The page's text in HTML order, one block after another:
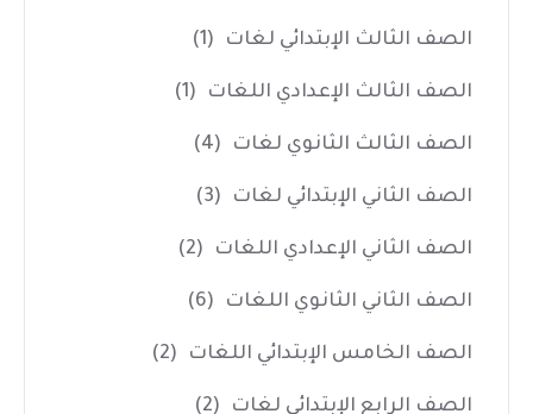
الصف الثالث الإبتدائي لغات (1)
الصف الثالث الإعدادي اللغات (1)
الصف الثالث الثانوي لغات (4)
الصف الثاني الإبتدائي لغات (3)
الصف الثاني الإعدادي اللغات (2)
الصف الثاني الثانوي اللغات (6)
الصف الخامس الإبتدائي اللغات (2)
الصف الرابع الإبتدائي لغات (2)